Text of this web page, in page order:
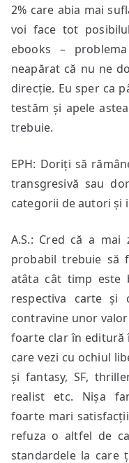
2% care abia mai
voi face tot
ebooks –
neapărat că nu ne
direcție. Eu sper ca
testăm și apele
trebuie.
EPH: Doriți să
transgresivă sau
categorii de autori și
A.S.: Cred că a
probabil trebuie să
atâta cât timp este
respectiva carte și
contravine unor
foarte clar în editură
care vezi cu ochiul
și fantasy, SF,
realist etc. Nișa
foarte mari
refuza o altfel de
standardele la care